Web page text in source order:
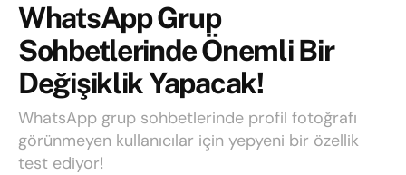
WhatsApp Grup
Sohbetlerinde Önemli Bir
Değişiklik Yapacak!
WhatsApp grup sohbetlerinde profil fotoğrafı
görünmeyen kullanıcılar için yepyeni bir özellik
test ediyor!